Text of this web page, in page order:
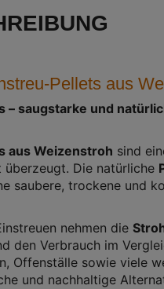
Pellets aus
– saugstarke und
aus Weizenstroh sind
überzeugt. Die natürliche
saubere, trockene und
nehmen die
den Verbrauch im
Offenställe sowie viele
und nachhaltige